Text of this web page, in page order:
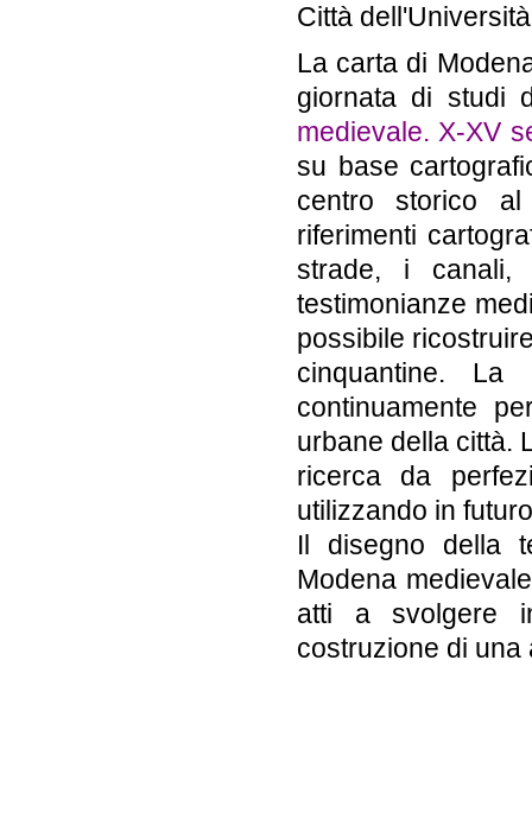
Città
La carta di
giornata di studi
medievale. X-XV
su base
centro storico
riferimenti
strade, i
testimonianze
possibile
cinquantine.
continuamente
urbane della città.
ricerca da
utilizzando in
Il disegno della
Modena
atti a svolgere
costruzione di una